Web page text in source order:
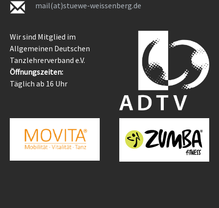
mail(at)stuewe-weissenberg.de
Wir sind Mitglied im
Allgemeinen Deutschen
Tanzlehrerverband e.V.
Öffnungszeiten:
Täglich ab 16 Uhr